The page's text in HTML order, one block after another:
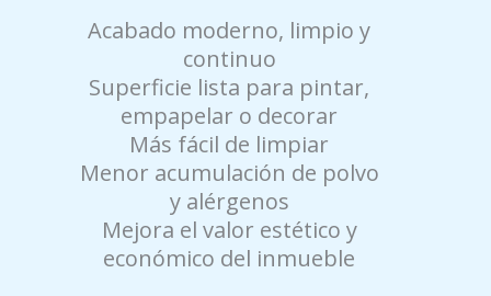
Acabado moderno, limpio y
continuo
Superficie lista para pintar,
empapelar o decorar
Más fácil de limpiar
Menor acumulación de polvo
y alérgenos
Mejora el valor estético y
económico del inmueble